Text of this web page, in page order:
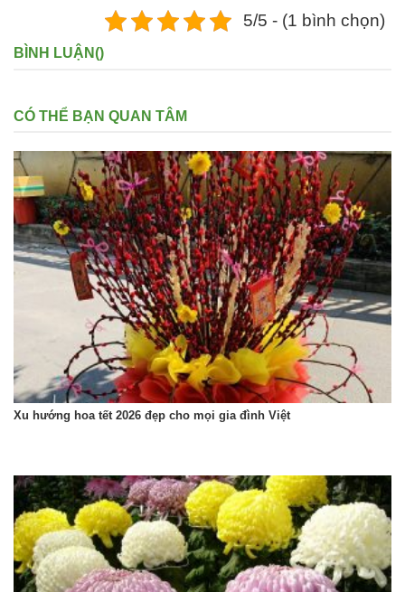
5/5 - (1 bình chọn)
BÌNH LUẬN()
CÓ THỂ BẠN QUAN TÂM
Xu hướng hoa tết 2026 đẹp cho mọi gia đình Việt